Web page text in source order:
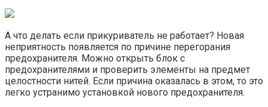
А что делать если прикуриватель не работает? Новая
неприятность появляется по причине перегорания
предохранителя. Можно открыть блок с
предохранителями и проверить элементы на предмет
целостности нитей. Если причина оказалась в этом, то это
легко устранимо установкой нового предохранителя.